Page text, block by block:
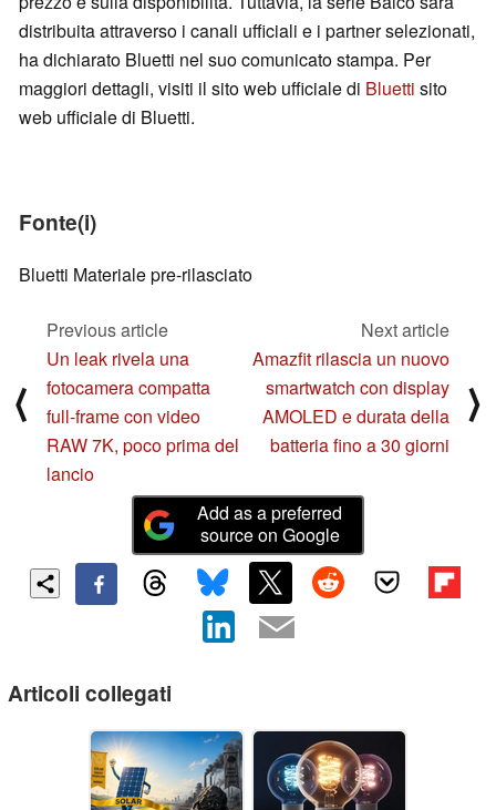
distribuita attraverso i canali ufficiali e i partner selezionati,
ha dichiarato Bluetti nel suo comunicato stampa. Per
maggiori dettagli, visiti il sito web ufficiale di Bluetti sito
web ufficiale di Bluetti.
Fonte(i)
Bluetti Materiale pre-rilasciato
⟨
Previous article
Un leak rivela una
fotocamera compatta
full-frame con video
RAW 7K, poco prima del
lancio
Next article
Amazfit rilascia un nuovo
smartwatch con display
AMOLED e durata della
batteria fino a 30 giorni
⟩
Add as a preferred
source on Google
Articoli collegati